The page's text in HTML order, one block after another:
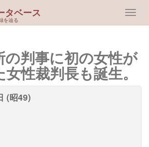
を辿る
タベース
の判事に初の女性が
性裁判長も誕生。
(昭49)